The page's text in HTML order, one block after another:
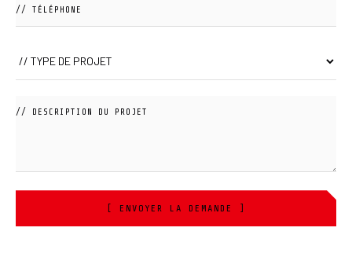
[ ENVOYER LA DEMANDE ]